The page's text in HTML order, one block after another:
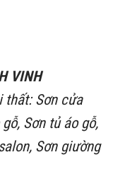
VINH
thất: Sơn cửa
Sơn tủ áo gỗ,
Sơn giường